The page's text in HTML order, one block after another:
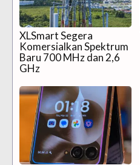
XLSmart Segera
Komersialkan Spektrum
Baru 700 MHz dan 2,6
GHz